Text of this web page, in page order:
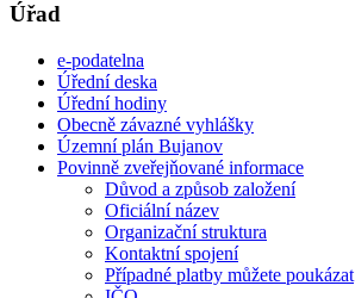
Úřad
e-podatelna
Úřední deska
Úřední hodiny
Obecně závazné vyhlášky
Územní plán Bujanov
Povinně zveřejňované informace
Důvod a způsob založení
Oficiální název
Organizační struktura
Kontaktní spojení
Případné platby můžete poukázat